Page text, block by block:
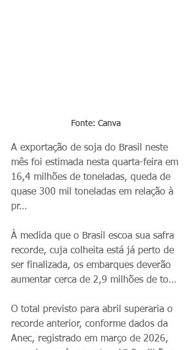
Fonte: Canva
A exportação de soja do Brasil neste
mês foi estimada nesta quarta-feira em
16,4 milhões de toneladas, queda de
quase 300 mil toneladas em relação à
pr…
À medida que o Brasil escoa sua safra
recorde, cuja colheita está já perto de
ser finalizada, os embarques deverão
aumentar cerca de 2,9 milhões de to…
O total previsto para abril superaria o
recorde anterior, conforme dados da
Anec, registrado em março de 2026,